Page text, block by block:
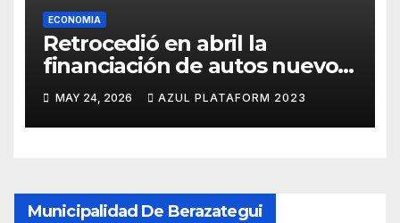
ECONOMIA
Retrocedió en abril la
financiación de autos nuevos
e importados
MAY 24, 2026 AZUL PLATAFORM 2023
Municipalidad De Berazategui